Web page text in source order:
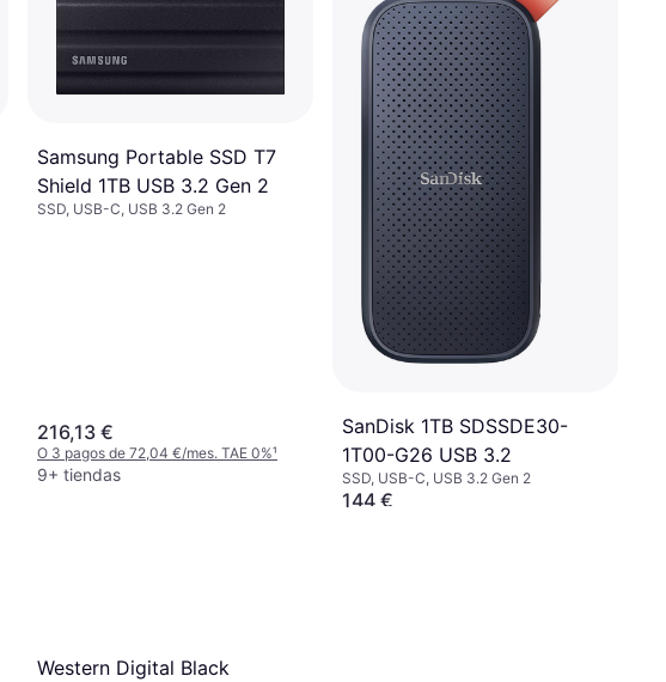
Samsung Portable SSD T7
Shield 1TB USB 3.2 Gen 2
SSD, USB-C, USB 3.2 Gen 2
216,13 €
O 3 pagos de 72,04 €/mes. TAE 0%¹
9+ tiendas
SanDisk 1TB SDSSDE30-
1T00-G26 USB 3.2
SSD, USB-C, USB 3.2 Gen 2
144 €
Western Digital Black